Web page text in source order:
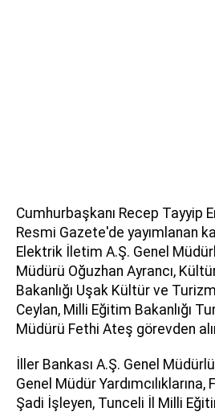
Cumhurbaşkanı Recep Tayyip
Resmi Gazete'de yayımlanan
Elektrik İletim A.Ş. Genel
Müdürü Oğuzhan Ayrancı,
Bakanlığı Uşak Kültür ve
Ceylan, Milli Eğitim Bakanlığı
Müdürü Fethi Ateş görevden
İller Bankası A.Ş. Genel
Genel Müdür
Şadi İşleyen, Tunceli İl Milli